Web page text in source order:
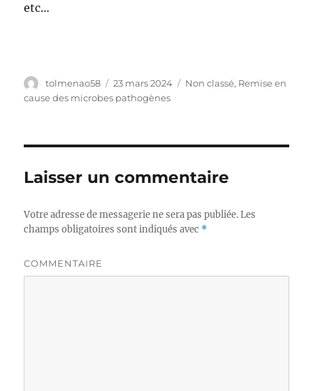
etc…
Auteur
tolmenao58
Publié
le
23 mars 2024 Catégories
Non classé, Remise en
cause des microbes pathogènes
Laisser un commentaire
Votre adresse de messagerie ne sera pas publiée.Les
champs obligatoires sont indiqués avec *
COMMENTAIRE